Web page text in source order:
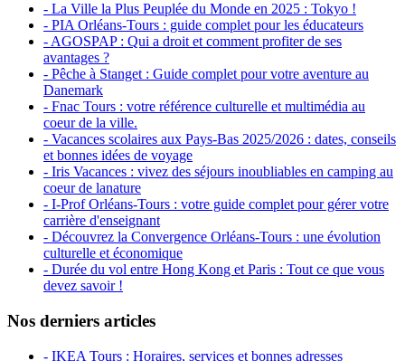
- La Ville la Plus Peuplée du Monde en 2025 : Tokyo !
- PIA Orléans-Tours : guide complet pour les éducateurs
- AGOSPAP : Qui a droit et comment profiter de ses
avantages ?
- Pêche à Stanget : Guide complet pour votre aventure au
Danemark
- Fnac Tours : votre référence culturelle et multimédia au
coeur de la ville.
- Vacances scolaires aux Pays-Bas 2025/2026 : dates, conseils
et bonnes idées de voyage
- Iris Vacances : vivez des séjours inoubliables en camping au
coeur de lanature
- I-Prof Orléans-Tours : votre guide complet pour gérer votre
carrière d'enseignant
- Découvrez la Convergence Orléans-Tours : une évolution
culturelle et économique
- Durée du vol entre Hong Kong et Paris : Tout ce que vous
devez savoir !
Nos derniers articles
- IKEA Tours : Horaires, services et bonnes adresses